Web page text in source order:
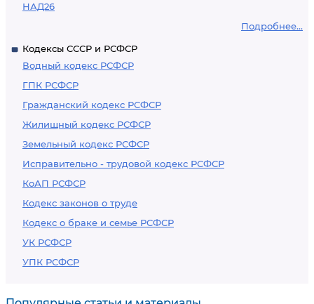
НАД26
Подробнее...
Кодексы СССР и РСФСР
Водный кодекс РСФСР
ГПК РСФСР
Гражданский кодекс РСФСР
Жилищный кодекс РСФСР
Земельный кодекс РСФСР
Исправительно - трудовой кодекс РСФСР
КоАП РСФСР
Кодекс законов о труде
Кодекс о браке и семье РСФСР
УК РСФСР
УПК РСФСР